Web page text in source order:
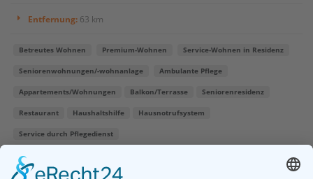
Entfernung: 63 km
Betreutes Wohnen Premium-Wohnen Service-Wohnen in Residenz
Seniorenwohnungen/-wohnanlage Ambulante Pflege
Appartements/Wohnungen Balkon/Terrasse Seniorenresidenz
Restaurant Haushaltshilfe Hausnotrufsystem
Service durch Pflegedienst
Der Rosenhof Kronberg liegt im reizvollen Ortsteil Schönberg und